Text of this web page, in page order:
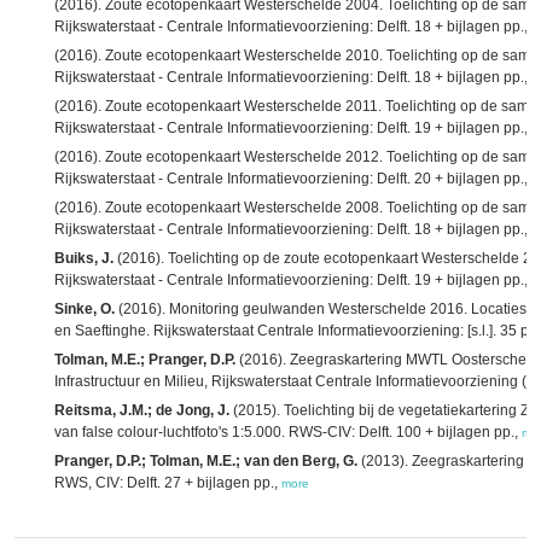
(2016). Zoute ecotopenkaart Westerschelde 2004. Toelichting op de
Rijkswaterstaat - Centrale Informatievoorziening: Delft. 18 + bijlagen pp.,
(2016). Zoute ecotopenkaart Westerschelde 2010. Toelichting op de
Rijkswaterstaat - Centrale Informatievoorziening: Delft. 18 + bijlagen pp.,
(2016). Zoute ecotopenkaart Westerschelde 2011. Toelichting op de
Rijkswaterstaat - Centrale Informatievoorziening: Delft. 19 + bijlagen pp.,
(2016). Zoute ecotopenkaart Westerschelde 2012. Toelichting op de
Rijkswaterstaat - Centrale Informatievoorziening: Delft. 20 + bijlagen pp.,
(2016). Zoute ecotopenkaart Westerschelde 2008. Toelichting op de
Rijkswaterstaat - Centrale Informatievoorziening: Delft. 18 + bijlagen pp.,
Buiks, J. (2016). Toelichting op de zoute ecotopenkaart Westerschelde
Rijkswaterstaat - Centrale Informatievoorziening: Delft. 19 + bijlagen pp.,
Sinke, O. (2016). Monitoring geulwanden Westerschelde 2016. Locaties
en Saeftinghe. Rijkswaterstaat Centrale Informatievoorziening: [s.l.]. 35
Tolman, M.E.; Pranger, D.P. (2016). Zeegraskartering MWTL
Infrastructuur en Milieu, Rijkswaterstaat Centrale Informatievoorziening
Reitsma, J.M.; de Jong, J. (2015). Toelichting bij de vegetatiekartering
van false colour-luchtfoto's 1:5.000. RWS-CIV: Delft. 100 + bijlagen pp.,
Pranger, D.P.; Tolman, M.E.; van den Berg, G. (2013). Zeegraskartering
RWS, CIV: Delft. 27 + bijlagen pp., more